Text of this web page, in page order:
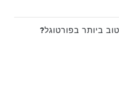
ביותר בפורטוגל?